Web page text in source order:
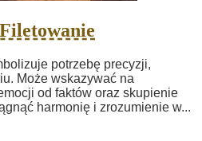
potrzebę precyzji,
Może wskazywać na
od faktów oraz skupienie
harmonię i zrozumienie w...